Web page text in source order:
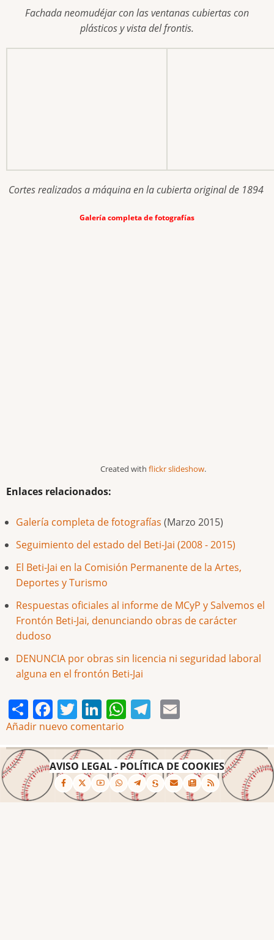
Fachada neomudéjar con las ventanas cubiertas con
plásticos y vista del frontis.
Cortes realizados a máquina en la cubierta original de 1894
Galería completa de fotografías
Created with flickr slideshow.
Enlaces relacionados:
Galería completa de fotografías (Marzo 2015)
Seguimiento del estado del Beti-Jai (2008 - 2015)
El Beti-Jai en la Comisión Permanente de la Artes,
Deportes y Turismo
Respuestas oficiales al informe de MCyP y Salvemos el
Frontón Beti-Jai, denunciando obras de carácter
dudoso
DENUNCIA por obras sin licencia ni seguridad laboral
alguna en el frontón Beti-Jai
ShareFacebook
Twitter
LinkedIn
WhatsApp
Telegram
Añadir nuevo comentario
AVISO LEGAL- POLÍTICA DE COOKIES